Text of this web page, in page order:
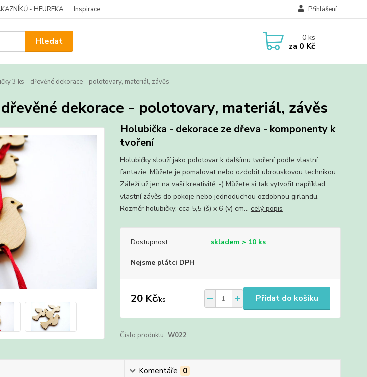
- HEUREKA Inspirace Přihlášení
Hledat 0ks
za 0 Kč
3 ks - dřevěné dekorace - polotovary, materiál, závěs
dekorace - polotovary, materiál, závěs
Holubička - dekorace ze dřeva - komponenty k
tvoření
Holubičky slouží jako polotovar k dalšímu tvoření podle vlastní
fantazie. Můžete je pomalovat nebo ozdobit ubrouskovou technikou.
Záleží už jen na vaší kreativitě :-) Můžete si tak vytvořit například
vlastní závěs do pokoje nebo jednoduchou ozdobnou girlandu.
Rozměr holubičky: cca 5,5 (š) x 6 (v) cm... celý popis
Dostupnost skladem > 10 ks
Nejsme plátci DPH
20 Kč/ks Přidat do košíku
Číslo produktu: W022
Komentáře 0